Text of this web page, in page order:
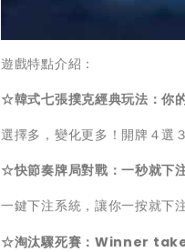
遊戲特點介紹：
☆韓式七張撲克經典玩法：你
選擇多，變化更多！開牌４選
☆快節奏牌局對戰：一秒就下
一鍵下注系統，讓你一按就下
☆淘汰驟死賽：Winner